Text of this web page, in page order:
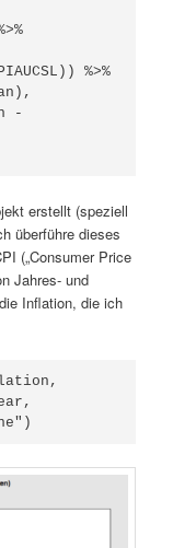
erstellt (speziell
überführe dieses
(„Consumer Price
Jahres- und
Inflation, die ich